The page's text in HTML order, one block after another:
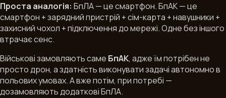
Проста аналогія: БпЛА — це смартфон. БпАК — це
смартфон + зарядний пристрій + сім-карта + навушники +
захисний чохол + підключення до мережі. Одне без іншого
втрачає сенс.
Військові замовляють саме БпАК, адже їм потрібен не
просто дрон, аздатністьвиконувати задачі автономно в
польових умовах. А вже потім, при потребі —
дозамовляють додаткові БпЛА.